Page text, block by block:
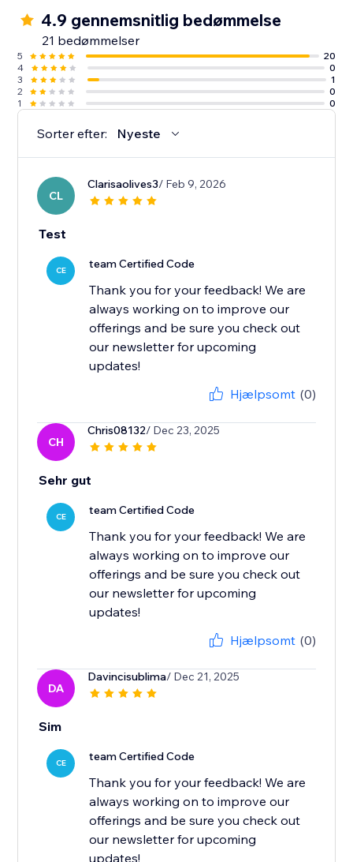
4.9 gennemsnitlig bedømmelse
21 bedømmelser
5
20
4
0
3
1
2
0
1
0
Sorter efter: Nyeste
CL
Clarisaolives3/ Feb 9, 2026
Test
CE team Certified Code
Thank you for your feedback! We are
always working on to improve our
offerings and be sure you check out
our newsletter for upcoming
updates!
Hjælpsomt (0)
CH
Chris08132/ Dec 23, 2025
Sehr gut
CE team Certified Code
Thank you for your feedback! We are
always working on to improve our
offerings and be sure you check out
our newsletter for upcoming
updates!
Hjælpsomt (0)
DA
Davincisublima/ Dec 21, 2025
Sim
CE team Certified Code
Thank you for your feedback! We are
always working on to improve our
offerings and be sure you check out
our newsletter for upcoming
updates!